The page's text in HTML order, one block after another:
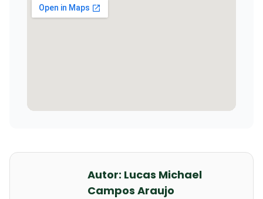
Autor: Lucas Michael
Campos Araujo